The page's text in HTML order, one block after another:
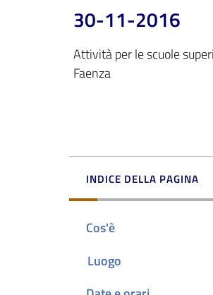
30-11-2016
Attività per le scuole
Faenza
INDICE DELLA PAGINA
Cos'è
Luogo